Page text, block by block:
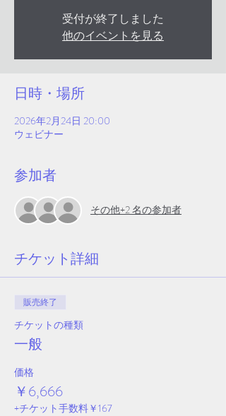
受付が終了しました
他のイベントを見る
日時・場所
2026年2月24日 20:00
ウェビナー
参加者
その他+2 名の参加者
チケット詳細
販売終了
チケットの種類
一般
価格
￥6,666
+チケット手数料￥167